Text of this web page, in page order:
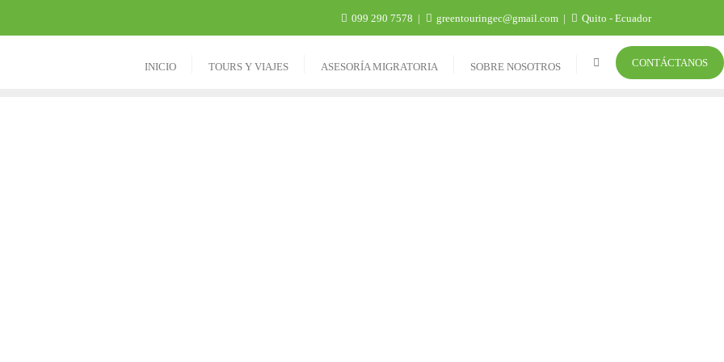
099 290 7578 greentouringec@gmail.com Quito - Ecuador
INICIO TOURS Y VIAJES ASESORÍA MIGRATORIA SOBRE NOSOTROS CONTÁCTANOS